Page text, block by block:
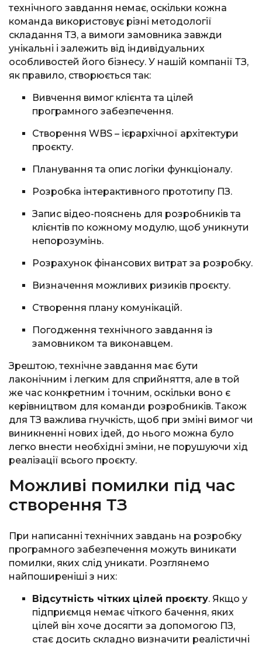
технічного завдання немає, оскільки кожна
команда використовує різні методології
складання ТЗ, а вимоги замовника завжди
унікальні і залежить від індивідуальних
особливостей його бізнесу. У нашій компанії ТЗ,
як правило, створюється так:
Вивчення вимог клієнта та цілей
програмного забезпечення.
Створення WBS – ієрархічної архітектури
проєкту.
Планування та опис логіки функціоналу.
Розробка інтерактивного прототипу ПЗ.
Запис відео-пояснень для розробників та
клієнтів по кожному модулю, щоб уникнути
непорозумінь.
Розрахунок фінансових витрат за розробку.
Визначення можливих ризиків проєкту.
Створення плану комунікацій.
Погодження технічного завдання із
замовником та виконавцем.
Зрештою, технічне завдання має бути
лаконічним і легким для сприйняття, але в той
же час конкретним і точним, оскільки воно є
керівництвом для команди розробників. Також
для ТЗ важлива гнучкість, щоб при зміні вимог чи
виникненні нових ідей, до нього можна було
легко внести необхідні зміни, не порушуючи хід
реалізації всього проєкту.
Можливі помилки під час
створення ТЗ
При написанні технічних завдань на розробку
програмного забезпечення можуть виникати
помилки, яких слід уникати. Розглянемо
найпоширеніші з них:
Відсутність чітких цілей проєкту. Якщо у
підприємця немає чіткого бачення, яких
цілей він хоче досягти за допомогою ПЗ,
стає досить складно визначити реалістичні